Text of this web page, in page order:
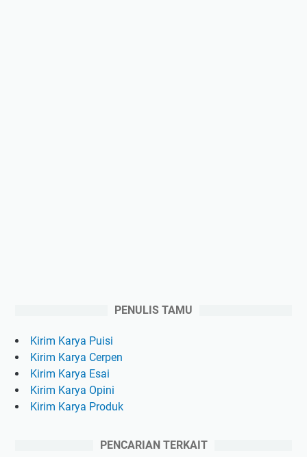
PENULIS TAMU
Kirim Karya Puisi
Kirim Karya Cerpen
Kirim Karya Esai
Kirim Karya Opini
Kirim Karya Produk
PENCARIAN TERKAIT